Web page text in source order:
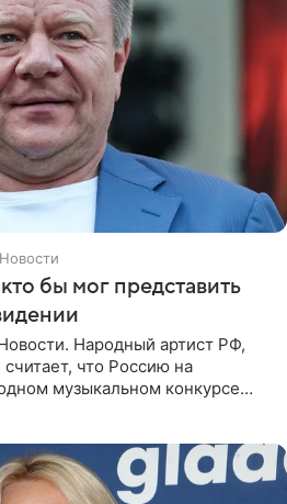
бы мог представить
Народный артист РФ,
что Россию на
музыкальном конкурсе